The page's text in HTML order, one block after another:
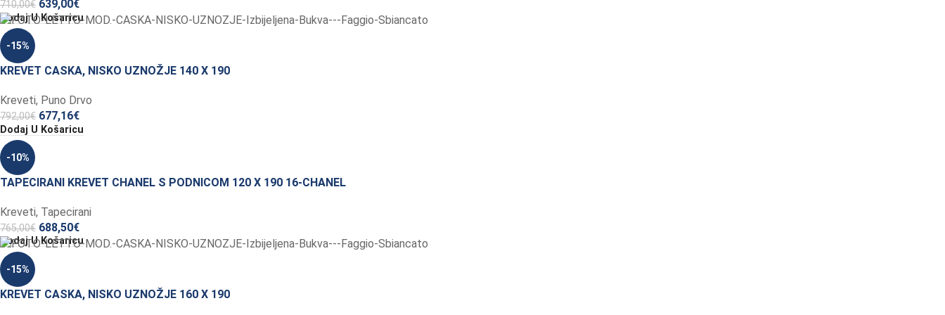
710,00€ 639,00€
Dodaj U Košaricu
-15%
KREVET CASKA, NISKO UZNOŽJE 140 X 190
Kreveti, Puno Drvo
792,00€ 677,16€
Dodaj U Košaricu
-10%
TAPECIRANI KREVET CHANEL S PODNICOM 120 X 190 16-CHANEL
Kreveti, Tapecirani
765,00€ 688,50€
Dodaj U Košaricu
-15%
KREVET CASKA, NISKO UZNOŽJE 160 X 190